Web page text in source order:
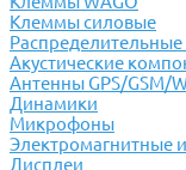
Клеммы силовые
Акустические
Антенны GPS/GSM/
Динамики
Микрофоны
Электромагнитные
Дисплеи